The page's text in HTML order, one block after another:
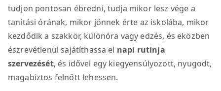
tudjon pontosan ébredni, tudja mikor lesz vége a
tanítási órának, mikor jönnek érte az iskolába, mikor
kezdődik a szakkör, különóra vagy edzés, és eközben
észrevétlenül sajátíthassa el napi rutinja
szervezését, és idővel egy kiegyensúlyozott, nyugodt,
magabiztos felnőtt lehessen.